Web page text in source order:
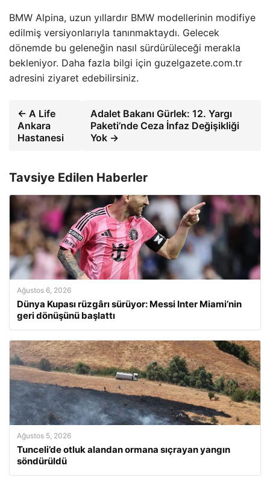
BMW Alpina, uzun yıllardır BMW modellerinin modifiye
edilmiş versiyonlarıyla tanınmaktaydı. Gelecek
dönemde bu geleneğin nasıl sürdürüleceği merakla
bekleniyor. Daha fazla bilgi için guzelgazete.com.tr
adresini ziyaret edebilirsiniz.
← A Life
Ankara
Hastanesi
Adalet Bakanı Gürlek: 12. Yargı
Paketi’nde Ceza İnfaz Değişikliği
Yok →
Tavsiye Edilen Haberler
Ağustos 6, 2026
Dünya Kupası rüzgârı sürüyor: Messi Inter Miami’nin
geri dönüşünü başlattı
Ağustos 5, 2026
Tunceli’de otluk alandan ormana sıçrayan yangın
söndürüldü